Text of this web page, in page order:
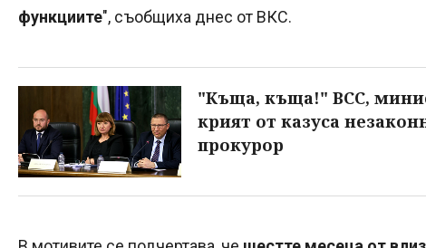
функциите", съобщиха днес от ВКС.
"Къща, къща!" ВСС,
крият от казуса
прокурор